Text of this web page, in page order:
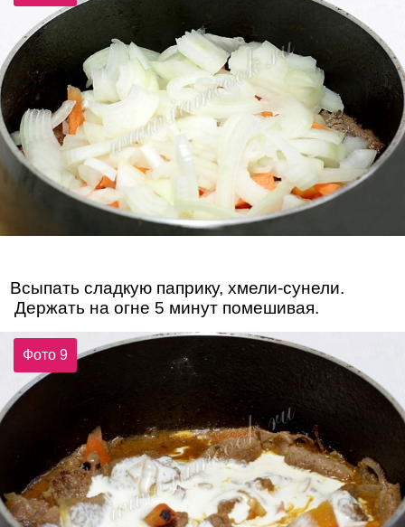
Всыпать сладкую паприку, хмели-сунели.
Держать на огне 5 минут помешивая.
Фото 9